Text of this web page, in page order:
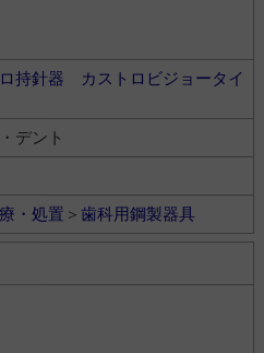
持針器 カストロビジョータイ
デント
・処置 ＞ 歯科用鋼製器具